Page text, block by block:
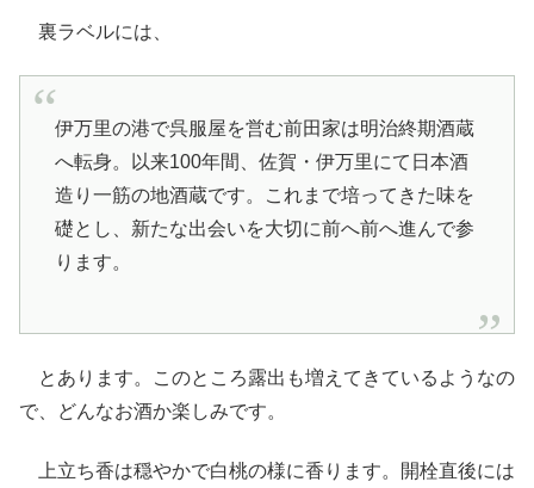
裏ラベルには、
伊万里の港で呉服屋を営む前田家は明治終期酒蔵
へ転身。以来100年間、佐賀・伊万里にて日本酒
造り一筋の地酒蔵です。これまで培ってきた味を
礎とし、新たな出会いを大切に前へ前へ進んで参
ります。
とあります。このところ露出も増えてきているようなの
で、どんなお酒か楽しみです。
上立ち香は穏やかで白桃の様に香ります。開栓直後には